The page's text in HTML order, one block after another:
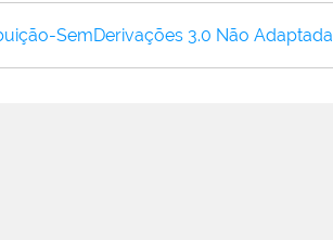
SemDerivações 3.0 Não Adaptada